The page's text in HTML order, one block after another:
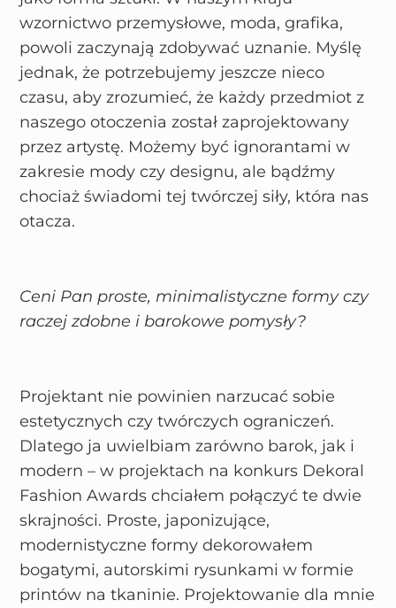
wzornictwo przemysłowe, moda, grafika,
powoli zaczynają zdobywać uznanie. Myślę
jednak, że potrzebujemy jeszcze nieco
czasu, aby zrozumieć, że każdy przedmiot z
naszego otoczenia został zaprojektowany
przez artystę. Możemy być ignorantami w
zakresie mody czy designu, ale bądźmy
chociaż świadomi tej twórczej siły, która nas
otacza.
Ceni Pan proste, minimalistyczne formy czy
raczej zdobne i barokowe pomysły?
Projektant nie powinien narzucać sobie
estetycznych czy twórczych ograniczeń.
Dlatego ja uwielbiam zarówno barok, jak i
modern – w projektach na konkurs Dekoral
Fashion Awards chciałem połączyć te dwie
skrajności. Proste, japonizujące,
modernistyczne formy dekorowałem
bogatymi, autorskimi rysunkami w formie
printów na tkaninie. Projektowanie dla mnie